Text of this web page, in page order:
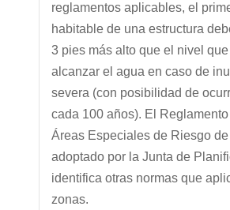
reglamentos aplicables, el
habitable de una estructura
3 pies más alto que el nivel
alcanzar el agua en caso de
severa (con posibilidad de
cada 100 años). El
Áreas Especiales de Riesgo
adoptado por la Junta de
identifica otras normas que
zonas.